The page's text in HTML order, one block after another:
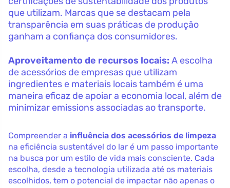
que utilizam. Marcas que se destacam pela
transparência em suas práticas de produção
ganham a confiança dos consumidores.
Aproveitamento de recursos locais: A escolha
de acessórios de empresas que utilizam
ingredientes e materiais locais também é uma
maneira eficaz de apoiar a economia local, além de
minimizar emissions associadas ao transporte.
Compreender a influência dos acessórios de limpeza
na eficiência sustentável do lar é um passo importante
na busca por um estilo de vida mais consciente. Cada
escolha, desde a tecnologia utilizada até os materiais
escolhidos, tem o potencial de impactar não apenas o